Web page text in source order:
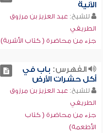
الآنية
للشيخ: عبد العزيز بن مرزوق
الطريفي
جزء من محاضرة ( كتاب الأشربة)
الفهرس: باب في
أكل حشرات الأرض
للشيخ: عبد العزيز بن مرزوق
الطريفي
جزء من محاضرة ( كتاب
الأطعمة)